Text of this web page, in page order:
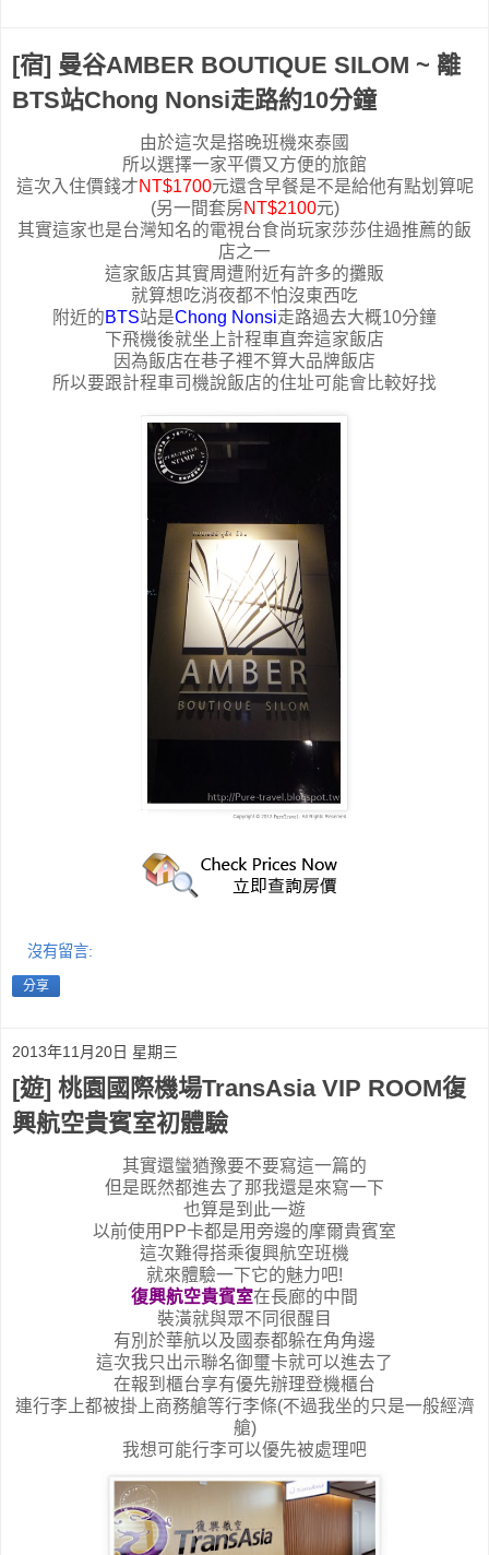
[宿] 曼谷AMBER BOUTIQUE SILOM ~ 離
BTS站Chong Nonsi走路約10分鐘
由於這次是搭晚班機來泰國
所以選擇一家平價又方便的旅館
這次入住價錢才NT$1700元還含早餐是不是給他有點划算呢
(另一間套房NT$2100元)
其實這家也是台灣知名的電視台食尚玩家莎莎住過推薦的飯
店之一
這家飯店其實周遭附近有許多的攤販
就算想吃消夜都不怕沒東西吃
附近的BTS站是Chong Nonsi走路過去大概10分鐘
下飛機後就坐上計程車直奔這家飯店
因為飯店在巷子裡不算大品牌飯店
所以要跟計程車司機說飯店的住址可能會比較好找
沒有留言:
分享
2013年11月20日 星期三
[遊] 桃園國際機場TransAsia VIP ROOM復
興航空貴賓室初體驗
其實還蠻猶豫要不要寫這一篇的
但是既然都進去了那我還是來寫一下
也算是到此一遊
以前使用PP卡都是用旁邊的摩爾貴賓室
這次難得搭乘復興航空班機
就來體驗一下它的魅力吧!
復興航空貴賓室在長廊的中間
裝潢就與眾不同很醒目
有別於華航以及國泰都躲在角角邊
這次我只出示聯名御璽卡就可以進去了
在報到櫃台享有優先辦理登機櫃台
連行李上都被掛上商務艙等行李條(不過我坐的只是一般經濟
艙)
我想可能行李可以優先被處理吧